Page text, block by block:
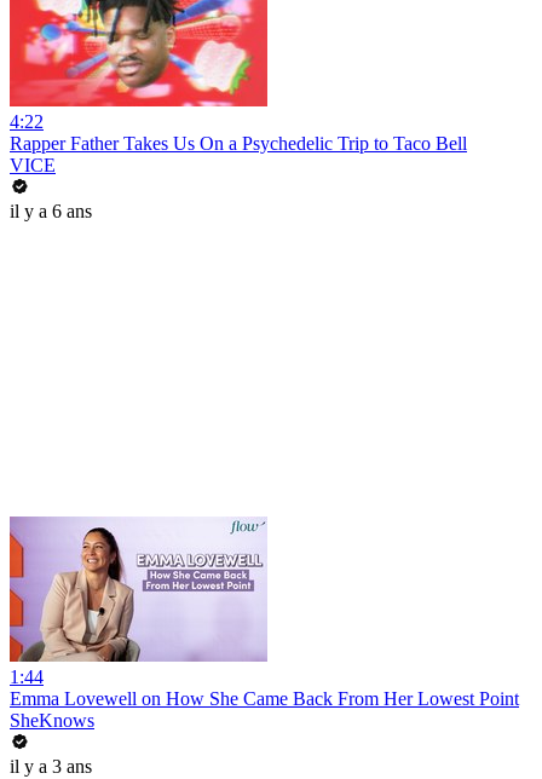
4:22
Rapper Father Takes Us On a Psychedelic Trip to Taco Bell
VICE
il y a 6 ans
1:44
Emma Lovewell on How She Came Back From Her Lowest Point
SheKnows
il y a 3 ans